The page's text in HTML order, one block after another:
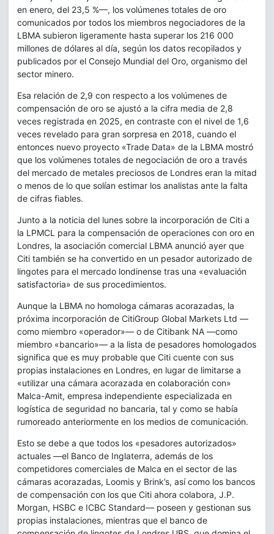
en enero, del 23,5 %—, los volúmenes totales de oro
comunicados por todos los miembros negociadores de la
LBMA subieron ligeramente hasta superar los 216 000
millones de dólares al día, según los datos recopilados y
publicados por el Consejo Mundial del Oro, organismo del
sector minero.
Esa relación de 2,9 con respecto a los volúmenes de
compensación de oro se ajustó a la cifra media de 2,8
veces registrada en 2025, en contraste con el nivel de 1,6
veces revelado para gran sorpresa en 2018, cuando el
entonces nuevo proyecto «Trade Data» de la LBMA mostró
que los volúmenes totales de negociación de oro a través
del mercado de metales preciosos de Londres eran la mitad
o menos de lo que solían estimar los analistas ante la falta
de cifras fiables.
Junto a la noticia del lunes sobre la incorporación de Citi a
la LPMCL para la compensación de operaciones con oro en
Londres, la asociación comercial LBMA anunció ayer que
Citi también se ha convertido en un pesador autorizado de
lingotes para el mercado londinense tras una «evaluación
satisfactoria» de sus procedimientos.
Aunque la LBMA no homologa cámaras acorazadas, la
próxima incorporación de CitiGroup Global Markets Ltd —
como miembro «operador»— o de Citibank NA —como
miembro «bancario»— a la lista de pesadores homologados
significa que es muy probable que Citi cuente con sus
propias instalaciones en Londres, en lugar de limitarse a
«utilizar una cámara acorazada en colaboración con»
Malca-Amit, empresa independiente especializada en
logística de seguridad no bancaria, tal y como se había
rumoreado anteriormente en los medios de comunicación.
Esto se debe a que todos los «pesadores autorizados»
actuales —el Banco de Inglaterra, además de los
competidores comerciales de Malca en el sector de las
cámaras acorazadas, Loomis y Brink’s, así como los bancos
de compensación con los que Citi ahora colabora, J.P.
Morgan, HSBC e ICBC Standard— poseen y gestionan sus
propias instalaciones, mientras que el banco de